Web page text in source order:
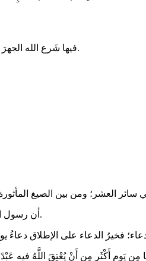
- فيها شَرع الله الجهرَ والجَأرَ بحمده و تكبيرِه، وعمومِ ذكره، (فأكثروا فيهن من التهليل والتكبير والتحميد).
- ﺃﻥ ﺭﺳﻮﻝ اﻟﻠﻪ ﺻﻠﻰ اﻟﻠﻪ ﻋﻠﻴﻪ ﻭﺳﻠﻢ ﺷﻬﺪ ﻟﻪ ﺑﺄﻧﻪ ﺃﻓﻀﻞ ﺃﻳﺎﻡ اﻟﺪﻧﻴﺎ، وﺣﺙ ﻋﻠﻰ ﺃﻓﻌﺎﻝ اﻟﺨﻴﺮ ﻓﻴﻪ.